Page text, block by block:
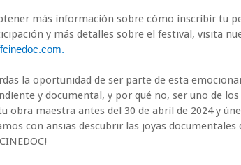
más información sobre cómo inscribir tu
y más detalles sobre el festival, visita
la oportunidad de ser parte de esta
y documental, y por qué no, ser uno de
obra maestra antes del 30 de abril de 2024 y
con ansias descubrir las joyas